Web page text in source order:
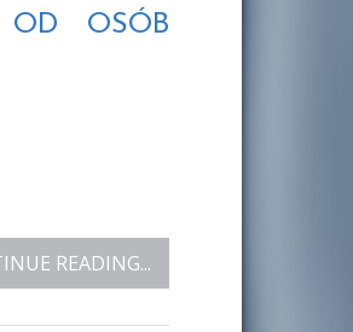
OSÓB
READING...